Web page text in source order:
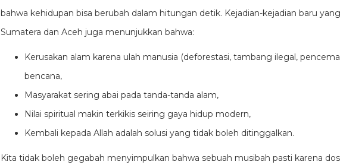
bahwa kehidupan bisa berubah dalam hitungan detik. Kejadian-kejadian baru
Sumatera dan Aceh juga menunjukkan bahwa:
Kerusakan alam karena ulah manusia (deforestasi, tambang ilegal,
bencana,
Masyarakat sering abai pada tanda-tanda alam,
Nilai spiritual makin terkikis seiring gaya hidup modern,
Kembali kepada Allah adalah solusi yang tidak boleh ditinggalkan.
Kita tidak boleh gegabah menyimpulkan bahwa sebuah musibah pasti karena